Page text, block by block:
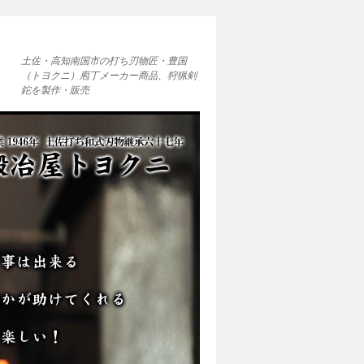
土佐・高知南国市の打ち刃物匠・豊国
（トヨクニ）庖丁メーカー商品、狩猟剣
鉈を製作・販売